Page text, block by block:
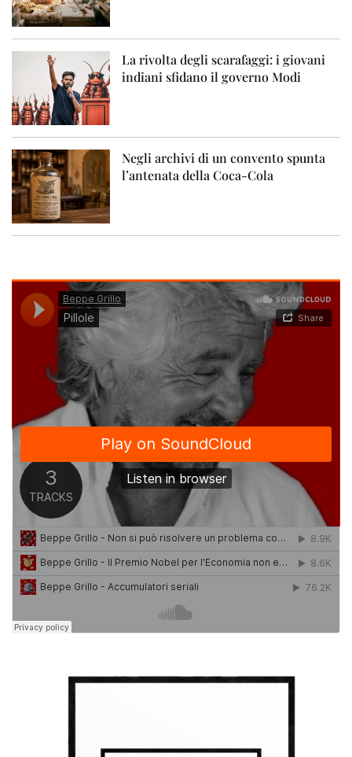
La rivolta degli scarafaggi: i giovani
indiani sfidano il governo Modi
Negli archivi di un convento spunta
l’antenata della Coca-Cola